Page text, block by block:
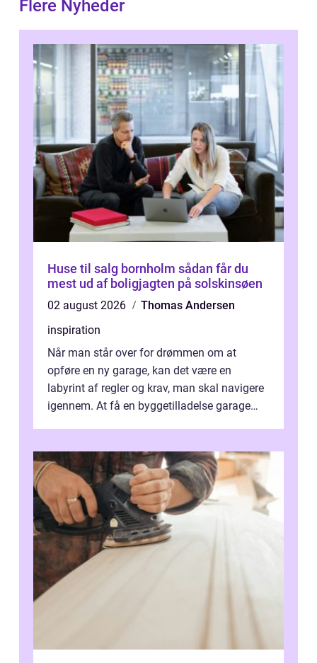
Flere Nyheder
Huse til salg bornholm sådan får du
mest ud af boligjagten på solskinsøen
02 august 2026
Thomas Andersen
inspiration
Når man står over for drømmen om at
opføre en ny garage, kan det være en
labyrint af regler og krav, man skal navigere
igennem. At få en byggetilladelse garage